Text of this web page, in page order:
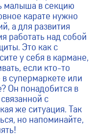
малыша в секцию
карате нужно
а для развития
работать над собой
Это как с
у себя в кармане,
если кто-то
супермаркете или
Он понадобится в
с
же ситуация. Так
но напоминайте,